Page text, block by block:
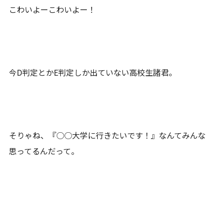
こわいよーこわいよー！
今D判定とかE判定しか出ていない高校生諸君。
そりゃね、『○○大学に行きたいです！』なんてみんな
思ってるんだって。